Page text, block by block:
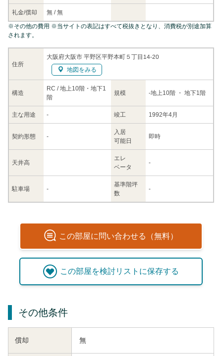
礼金/償却 無 /無
住所
大阪府大阪市 平野区平野本町５丁目14-20
地図をみる
構造
RC / 地上10階・地下1
階
規模 -地上10階 ・ 地下1階
主な用途 - 竣工 1992年4月
契約形態 -
入居
可能日
即時
天井高
エレ
ベータ
-
駐車場 -
基準階坪
数
-
※その他の費用 ※当サイトの表記はすべて税抜きとなり、消費税が別途加算
されます。
この部屋に問い合わせる（無料）
この部屋を検討リストに保存する
その他条件
償却 無